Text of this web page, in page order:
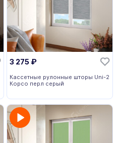
3 275 ₽
Кассетные рулонные шторы Uni-2
Корсо перл серый